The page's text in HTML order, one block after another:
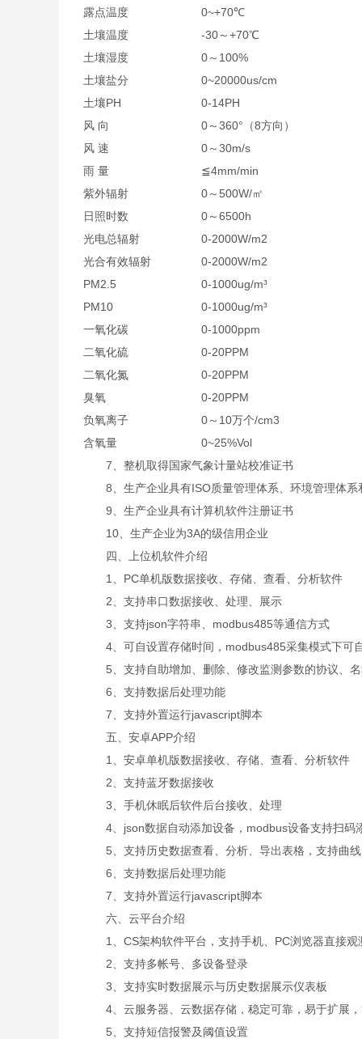
露点温度
0~+70℃
土壤温度
-30～+70℃
土壤湿度
0～100%
土壤盐分
0~20000us/cm
土壤PH
0-14PH
风 向
0～360°（8方向）
风 速
0～30m/s
雨 量
≦4mm/min
紫外辐射
0～500W/㎡
日照时数
0～6500h
光电总辐射
0-2000W/m2
光合有效辐射
0-2000W/m2
PM2.5
0-1000ug/m³
PM10
0-1000ug/m³
一氧化碳
0-1000ppm
二氧化硫
0-20PPM
二氧化氮
0-20PPM
臭氧
0-20PPM
负氧离子
0～10万个/cm3
含氧量
0~25%Vol
7、整机取得国家气象计量站校准证书
8、生产企业具有ISO质量管理体系、环境管理体系
9、生产企业具有计算机软件注册证书
10、生产企业为3A的级信用企业
四、上位机软件介绍
1、PC单机版数据接收、存储、查看、分析软件
2、支持串口数据接收、处理、展示
3、支持json字符串、modbus485等通信方式
4、可自设置存储时间，modbus485采集模式下可
5、支持自助增加、删除、修改监测参数的协议、名
6、支持数据后处理功能
7、支持外置运行javascript脚本
五、安卓APP介绍
1、安卓单机版数据接收、存储、查看、分析软件
2、支持蓝牙数据接收
3、手机休眠后软件后台接收、处理
4、json数据自动添加设备，modbus设备支持扫码
5、支持历史数据查看、分析、导出表格，支持曲线
6、支持数据后处理功能
7、支持外置运行javascript脚本
六、云平台介绍
1、CS架构软件平台，支持手机、PC浏览器直接观
2、支持多帐号、多设备登录
3、支持实时数据展示与历史数据展示仪表板
4、云服务器、云数据存储，稳定可靠，易于扩展，
5、支持短信报警及阈值设置